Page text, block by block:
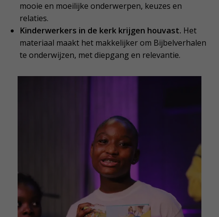
mooie en moeilijke onderwerpen, keuzes en
relaties.
Kinderwerkers in de kerk krijgen houvast. Het
materiaal maakt het makkelijker om Bijbelverhalen
te onderwijzen, met diepgang en relevantie.